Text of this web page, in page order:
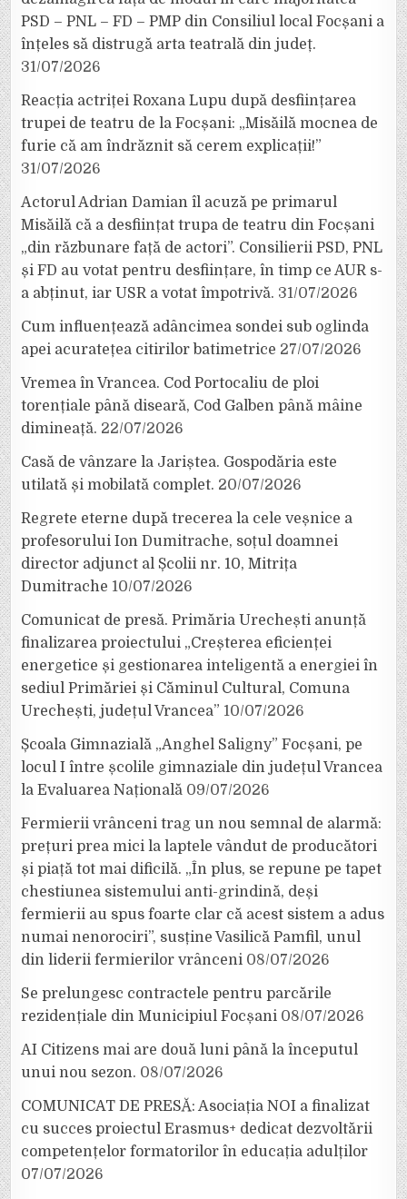
PSD – PNL – FD – PMP din Consiliul local Focșani a
înțeles să distrugă arta teatrală din județ.
31/07/2026
Reacția actriței Roxana Lupu după desființarea
trupei de teatru de la Focșani: „Misăilă mocnea de
furie că am îndrăznit să cerem explicații!”
31/07/2026
Actorul Adrian Damian îl acuză pe primarul
Misăilă că a desființat trupa de teatru din Focșani
„din răzbunare față de actori”. Consilierii PSD, PNL
și FD au votat pentru desființare, în timp ce AUR s-
a abținut, iar USR a votat împotrivă. 31/07/2026
Cum influențează adâncimea sondei sub oglinda
apei acuratețea citirilor batimetrice 27/07/2026
Vremea în Vrancea. Cod Portocaliu de ploi
torențiale până diseară, Cod Galben până mâine
dimineață. 22/07/2026
Casă de vânzare la Jariștea. Gospodăria este
utilată și mobilată complet. 20/07/2026
Regrete eterne după trecerea la cele veșnice a
profesorului Ion Dumitrache, soțul doamnei
director adjunct al Școlii nr. 10, Mitrița
Dumitrache 10/07/2026
Comunicat de presă. Primăria Urechești anunță
finalizarea proiectului „Creșterea eficienței
energetice și gestionarea inteligentă a energiei în
sediul Primăriei și Căminul Cultural, Comuna
Urechești, județul Vrancea” 10/07/2026
Școala Gimnazială „Anghel Saligny” Focșani, pe
locul I între școlile gimnaziale din județul Vrancea
la Evaluarea Națională 09/07/2026
Fermierii vrânceni trag un nou semnal de alarmă:
prețuri prea mici la laptele vândut de producători
și piață tot mai dificilă. „În plus, se repune pe tapet
chestiunea sistemului anti-grindină, deși
fermierii au spus foarte clar că acest sistem a adus
numai nenorociri”, susține Vasilică Pamfil, unul
din liderii fermierilor vrânceni 08/07/2026
Se prelungesc contractele pentru parcările
rezidențiale din Municipiul Focșani 08/07/2026
AI Citizens mai are două luni până la începutul
unui nou sezon. 08/07/2026
COMUNICAT DE PRESĂ: Asociația NOI a finalizat
cu succes proiectul Erasmus+ dedicat dezvoltării
competențelor formatorilor în educația adulților
07/07/2026